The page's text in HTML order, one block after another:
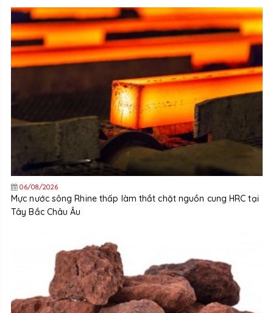
06/08/2026
Mực nước sông Rhine thấp làm thắt chặt nguồn cung HRC tại
Tây Bắc Châu Âu